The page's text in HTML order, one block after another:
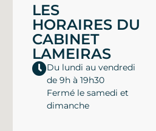
LES
HORAIRES DU
CABINET
LAMEIRAS
Du lundi au vendredi
de 9h à 19h30
Fermé le samedi et
dimanche